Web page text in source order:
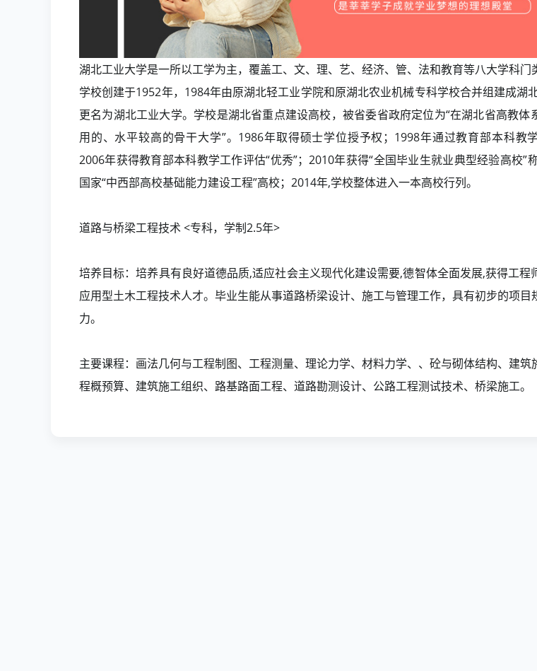
湖北工业大学是一所以工学为主，覆盖工、文、理、艺、经济、管、法和教育等八大学科门
学校创建于1952年，1984年由原湖北轻工业学院和原湖北农业机械专科学校合并组建成湖
更名为湖北工业大学。学校是湖北省重点建设高校，被省委省政府定位为“在湖北省高教体
用的、水平较高的骨干大学”。1986年取得硕士学位授予权；1998年通过教育部本科教
2006年获得教育部本科教学工作评估“优秀”；2010年获得“全国毕业生就业典型经验高校”
国家“中西部高校基础能力建设工程”高校；2014年,学校整体进入一本高校行列。
道路与桥梁工程技术 <专科，学制2.5年>
培养目标：培养具有良好道德品质,适应社会主义现代化建设需要,德智体全面发展,获得工程
应用型土木工程技术人才。毕业生能从事道路桥梁设计、施工与管理工作，具有初步的项目
力。
主要课程：画法几何与工程制图、工程测量、理论力学、材料力学、、砼与砌体结构、建筑
程概预算、建筑施工组织、路基路面工程、道路勘测设计、公路工程测试技术、桥梁施工。